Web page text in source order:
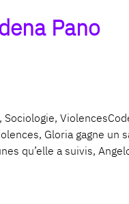
Pano
Sociologie,
Gloria gagne un
qu’elle a suivis,